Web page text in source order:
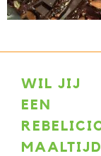
WIL JIJ
EEN
MAALTIJD